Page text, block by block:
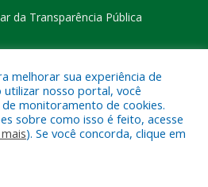
da Transparência Pública
a Prefeitura Municipal de Eldorado
do Carajás
o Webmail
melhorar sua experiência de
nosso portal, você
monitoramento de cookies.
sobre como isso é feito, acesse
). Se você concorda, clique em